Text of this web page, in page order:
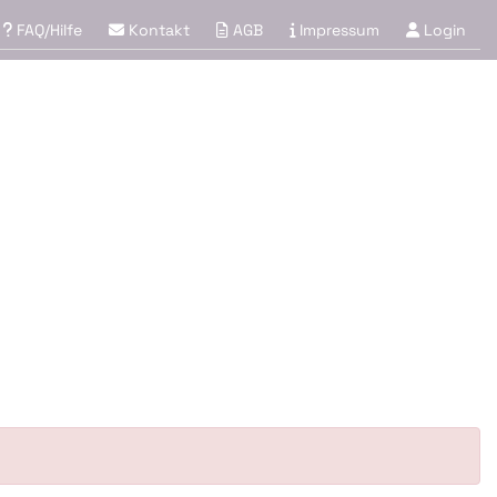
FAQ/Hilfe Kontakt AGB Impressum Login